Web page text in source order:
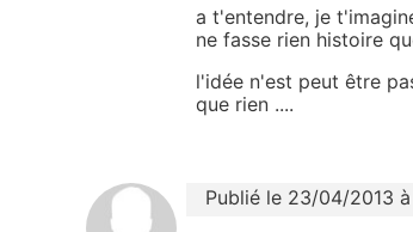
a t'entendre, je
ne fasse rien histoire
l'idée n'est peut être
que rien ....
Publié le 23/04/2013